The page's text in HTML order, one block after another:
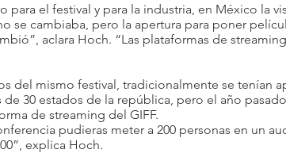
para el festival y para la industria, en México la
se cambiaba, pero la apertura para poner
aclara Hoch. “Las plataformas de
del mismo festival, tradicionalmente se tenían
de 30 estados de la república, pero el año
de streaming del GIFF.
pudieras meter a 200 personas en un
explica Hoch.